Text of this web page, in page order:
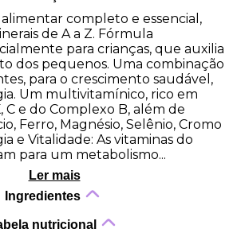
completo e essencial,
de A a Z. Fórmula
para crianças, que auxilia
dos pequenos. Uma combinação
para o crescimento saudável,
Um multivitamínico, rico em
C e do Complexo B, além de
Ferro, Magnésio, Selênio, Cromo
e Vitalidade: As vitaminas do
para um metabolismo...
Ler mais
Ingredientes
nutricional